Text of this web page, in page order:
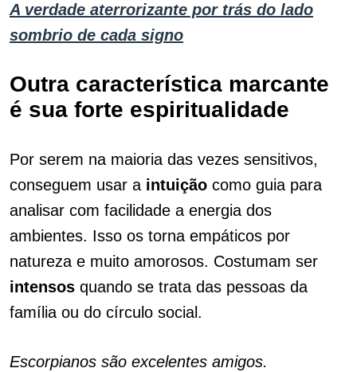
A verdade aterrorizante por trás do lado
sombrio de cada signo
Outra característica marcante
é sua forte espiritualidade
Por serem na maioria das vezes sensitivos,
conseguem usar a intuição como guia para
analisar com facilidade a energia dos
ambientes. Isso os torna empáticos por
natureza e muito amorosos. Costumam ser
intensos quando se trata das pessoas da
família ou do círculo social.
Escorpianos são excelentes amigos.